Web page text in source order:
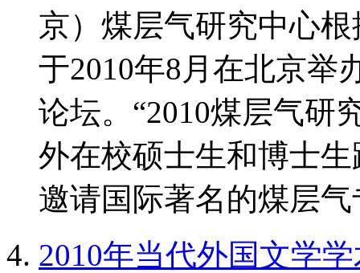
京）煤层气研究中心
于2010年8月在北京举
论坛。“2010煤层气研
外在校硕士生和博士
邀请国际著名的煤层
2010年当代外国文学